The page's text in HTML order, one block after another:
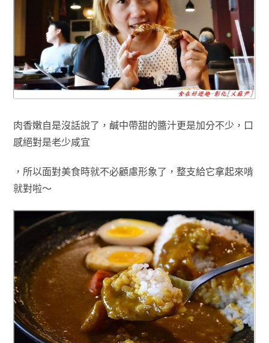
肉香嫩自是沒話說了 ， 鹹中帶甜的醬汁更是加分不少 ，口
感絕對是老少咸宜
，所以面對美食時就不必顧慮形象了， 整支給它拿起來啃
就對啦～